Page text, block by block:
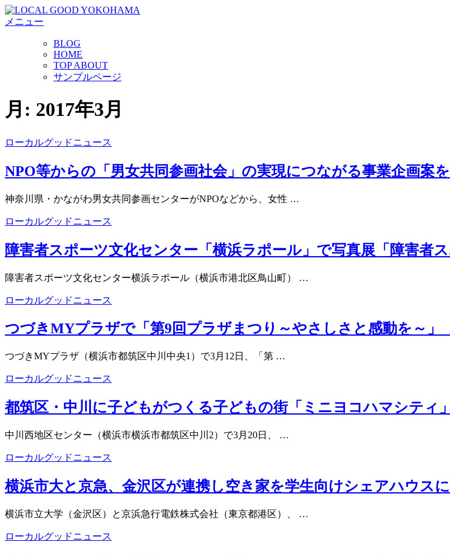
コ
ン
キ
ッ
メニュー
BLOG
HOME
TOP ABOUT
サンプルページ
月: 2017年3月
ローカルグッドニュース
NPO等からの「男女共同参画社会」の実現につながる事業企画案
神奈川県・かながわ男女共同参画センターがNPOなどから、女性 …
ローカルグッドニュース
障害者スポーツ文化センター「横浜ラポール」で写真展「障害者ス
障害者スポーツ文化センター横浜ラポール（横浜市港北区鳥山町） …
ローカルグッドニュース
つづきMYプラザで「第9回プラザまつり～やさしさと感動を～
つづきMYプラザ（横浜市都筑区中川中央1）で3月12日、「第 …
ローカルグッドニュース
都筑区・中川に子どもがつくる子どもの街「ミニヨコハマシテ
中川西地区センター（横浜市横浜市都筑区中川2）で3月20日、 …
ローカルグッドニュース
横浜市大と京急、金沢区が連携し空き家を学生向けシェアハウス
横浜市立大学（金沢区）と京浜急行電鉄株式会社（東京都港区）、 …
ローカルグッドニュース